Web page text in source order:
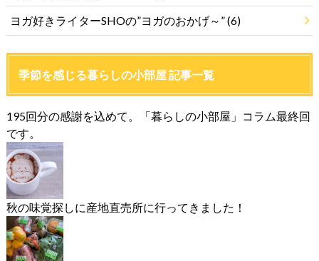
ヨガ好きライターSHOの”ヨガのおかげ～”(6)
季節を感じる暮らしの小部屋 記事一覧
195回分の感謝を込めて。「暮らしの小部屋」コラム最終回
です。
秋の味覚探しに産地直売所に行ってきました！